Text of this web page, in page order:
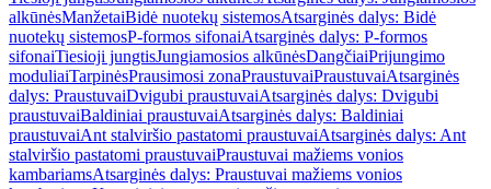
alkūnėsManžetaiBidė nuotekų sistemosAtsarginės dalys: Bidė
nuotekų sistemosP-formos sifonaiAtsarginės dalys: P-formos
sifonaiTiesioji jungtisJungiamosios alkūnėsDangčiaiPrijungimo
moduliaiTarpinėsPrausimosi zonaPraustuvaiPraustuvaiAtsarginės
dalys: PraustuvaiDvigubi praustuvaiAtsarginės dalys: Dvigubi
praustuvaiBaldiniai praustuvaiAtsarginės dalys: Baldiniai
praustuvaiAnt stalviršio pastatomi praustuvaiAtsarginės dalys: Ant
stalviršio pastatomi praustuvaiPraustuvai mažiems vonios
kambariamsAtsarginės dalys: Praustuvai mažiems vonios